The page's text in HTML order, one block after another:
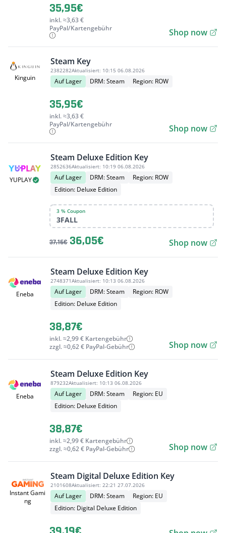
35,95€
inkl. ≈3,63 €
PayPal/Kartengebühr
Shop now
Kinguin
Steam Key
2382282Aktualisiert: 10:15 06.08.2026
Auf Lager DRM: Steam Region: ROW
35,95€
inkl. ≈3,63 €
PayPal/Kartengebühr
Shop now
YUPLAY
Steam Deluxe Edition Key
2852636Aktualisiert: 10:19 06.08.2026
Auf Lager DRM: Steam
Region: ROW
Edition: Deluxe Edition
3 % Coupon
3FALL
37,16€ 36,05€ Shop now
Eneba
Steam Deluxe Edition Key
2748371Aktualisiert: 10:13 06.08.2026
Auf Lager DRM: Steam
Region: ROW
Edition: Deluxe Edition
38,87€
inkl. ≈2,99 € Kartengebühr
zzgl. ≈0,62 € PayPal-Gebühr
Shop now
Eneba
Steam Deluxe Edition Key
879232Aktualisiert: 10:13 06.08.2026
Auf Lager DRM: Steam
Region: EU
Edition: Deluxe Edition
38,87€
inkl. ≈2,99 € Kartengebühr
zzgl. ≈0,62 € PayPal-Gebühr
Shop now
Instant Gami
ng
Steam Digital Deluxe Edition Key
2101608Aktualisiert: 22:21 27.07.2026
Auf Lager DRM: Steam
Region: EU
Edition: Digital Deluxe Edition